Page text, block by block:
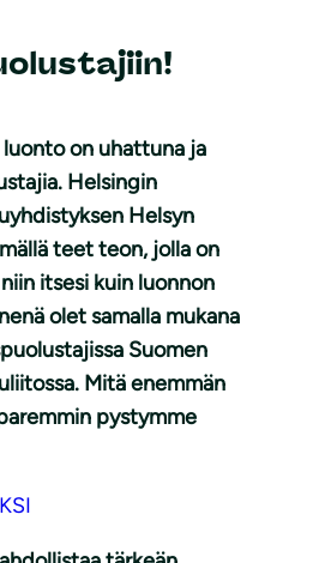
on uhattuna ja
Helsingin
Helsyn
teet teon, jolla on
itsesi kuin luonnon
olet samalla mukana
Suomen
Mitä enemmän
pystymme